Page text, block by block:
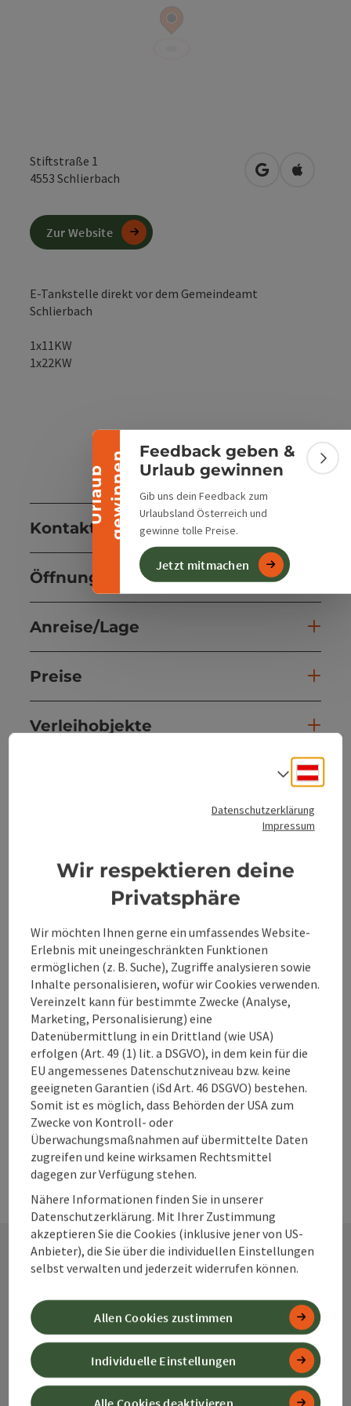
U
r
l
a
u
b
g
e
w
i
n
n
en
Banner einklappen
Feedback geben &
Urlaub gewinnen
Gib uns dein Feedback zum
Urlaubsland Österreich und
gewinne tolle Preise.
Jetzt mitmachen
Stiftstraße 1
4553 Schlierbach in Googlein Apple
E-Tankstelle direkt vor dem Gemeindeamt
Schlierbach
1x11KW
1x22KW
Kontakt
Öffnungszeiten
Anreise/Lage
Preise
Verleihobjekte
Mehr Entdecken
Zur Website
Beitrag merken
zum Merkzettel
PDF erstellen
Beitrag drucken
In der Nähe
powered by TOURDATA Änderung vorschlagen
Alpenland Tourismus GmbH
Bahnhofstraße 2
Datenschutzerklärung
Impressum
Wir respektieren deine
Privatsphäre
Wir möchten Ihnen gerne ein umfassendes Website-
Erlebnis mit uneingeschränkten Funktionen
ermöglichen (z. B. Suche), Zugriffe analysieren sowie
Inhalte personalisieren, wofür wir Cookies verwenden.
Vereinzelt kann für bestimmte Zwecke (Analyse,
Marketing, Personalisierung) eine
Datenübermittlung in ein Drittland (wie USA)
erfolgen (Art. 49 (1) lit. a DSGVO), in dem kein für die
EU angemessenes Datenschutzniveau bzw. keine
geeigneten Garantien (iSd Art. 46 DSGVO) bestehen.
Somit ist es möglich, dass Behörden der USA zum
Zwecke von Kontroll- oder
Überwachungsmaßnahmen auf übermittelte Daten
zugreifen und keine wirksamen Rechtsmittel
dagegen zur Verfügung stehen.
Nähere Informationen finden Sie in unserer
Datenschutzerklärung. Mit Ihrer Zustimmung
akzeptieren Sie die Cookies (inklusive jener von US-
Anbieter), die Sie über die individuellen Einstellungen
selbst verwalten und jederzeit widerrufen können.
Alle Cookies deaktivieren
Individuelle Einstellungen
Allen Cookies zustimmen